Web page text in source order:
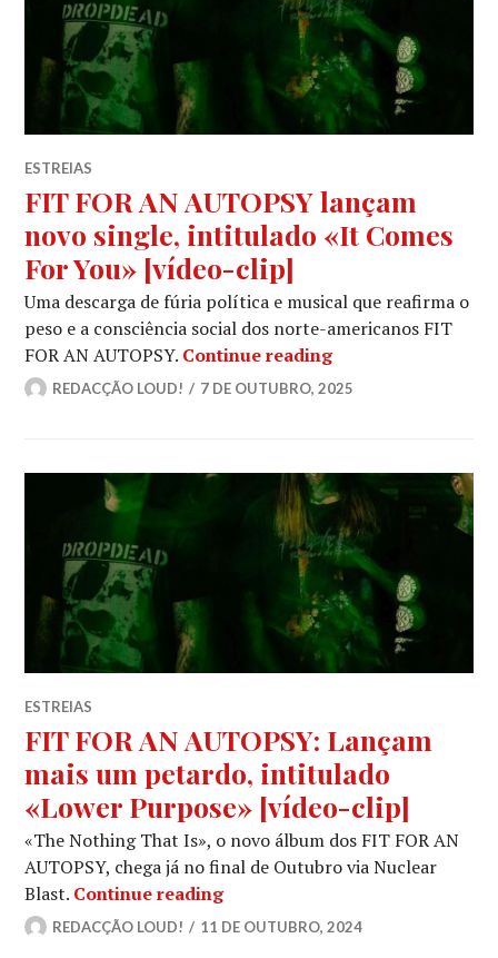
ESTREIAS
FIT FOR AN AUTOPSY lançam
novo single, intitulado «It Comes
For You» [vídeo-clip]
Uma descarga de fúria política e musical que reafirma o
peso e a consciência social dos norte-americanos FIT
FOR AN AUTOPSY. Continue readingFIT FOR AN
REDACÇÃO LOUD! 7 DE OUTUBRO, 2025
ESTREIAS
FIT FOR AN AUTOPSY: Lançam
mais um petardo, intitulado
«Lower Purpose» [vídeo-clip]
«The Nothing That Is», o novo álbum dos FIT FOR AN
AUTOPSY, chega já no final de Outubro via Nuclear
Blast. Continue readingFIT FOR AN AUTOPSY:
REDACÇÃO LOUD! 11 DE OUTUBRO, 2024